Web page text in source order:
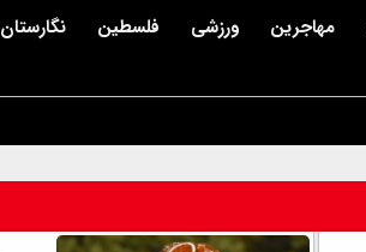
مهاجرین ورزشی فلسطین نگارستان